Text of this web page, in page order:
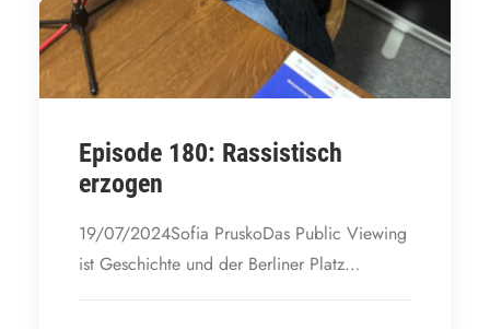
Episode 180: Rassistisch
erzogen
19/07/2024Sofia PruskoDas Public Viewing
ist Geschichte und der Berliner Platz…